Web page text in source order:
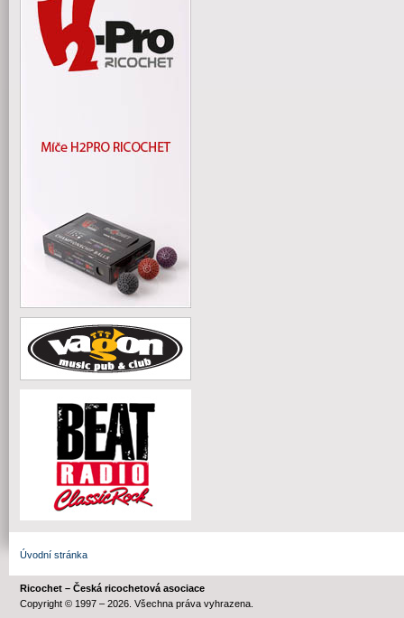
Úvodní stránka
Ricochet – Česká ricochetová asociace
Copyright © 1997 – 2026. Všechna práva vyhrazena.